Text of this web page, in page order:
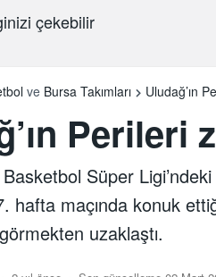
çekebilir
ve Bursa Takımları Uludağ’ın
Perileri
Basketbol Süper
hafta maçında konuk
uzaklaştı.